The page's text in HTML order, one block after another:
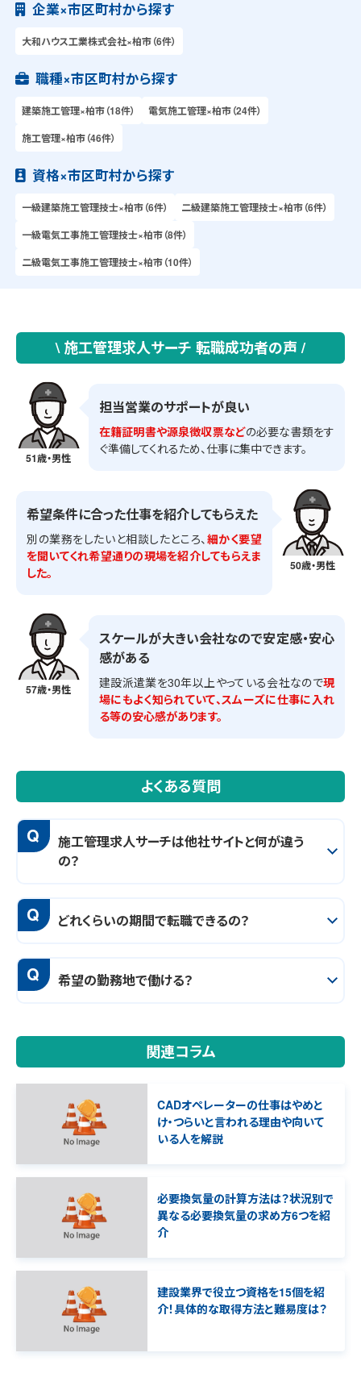
企業×市区町村から探す
大和ハウス工業株式会社×柏市（6件）
職種×市区町村から探す
建築施工管理×柏市（18件）
電気施工管理×柏市（24件）
施工管理×柏市（46件）
資格×市区町村から探す
一級建築施工管理技士×柏市（6件）
二級建築施工管理技士×柏市（6件）
一級電気工事施工管理技士×柏市（8件）
二級電気工事施工管理技士×柏市（10件）
\ 施工管理求人サーチ 転職成功者の声 /
51歳・男性
担当営業のサポートが良い
在籍証明書や源泉徴収票などの必要な書類をす
ぐ準備してくれるため、仕事に集中できます。
50歳・男性
希望条件に合った仕事を紹介してもらえた
別の業務をしたいと相談したところ、 細かく要望
を聞いてくれ希望通りの現場を紹介してもらえま
した。
57歳・男性
スケールが大きい会社なので安定感・安心
感がある
建設派遣業を30年以上やっている会社なので現
場にもよく知られていて、スムーズに仕事に入れ
る等の安心感があります。
よくある質問
Q
施工管理求人サーチは他社サイトと何が違う
の？
Q どれくらいの期間で転職できるの？
Q 希望の勤務地で働ける？
関連コラム
CADオペレーターの仕事はやめと
け・つらいと言われる理由や向いて
いる人を解説
必要換気量の計算方法は？状況別で
異なる必要換気量の求め方6つを紹
介
建設業界で役立つ資格を15個を紹
介！具体的な取得方法と難易度は？